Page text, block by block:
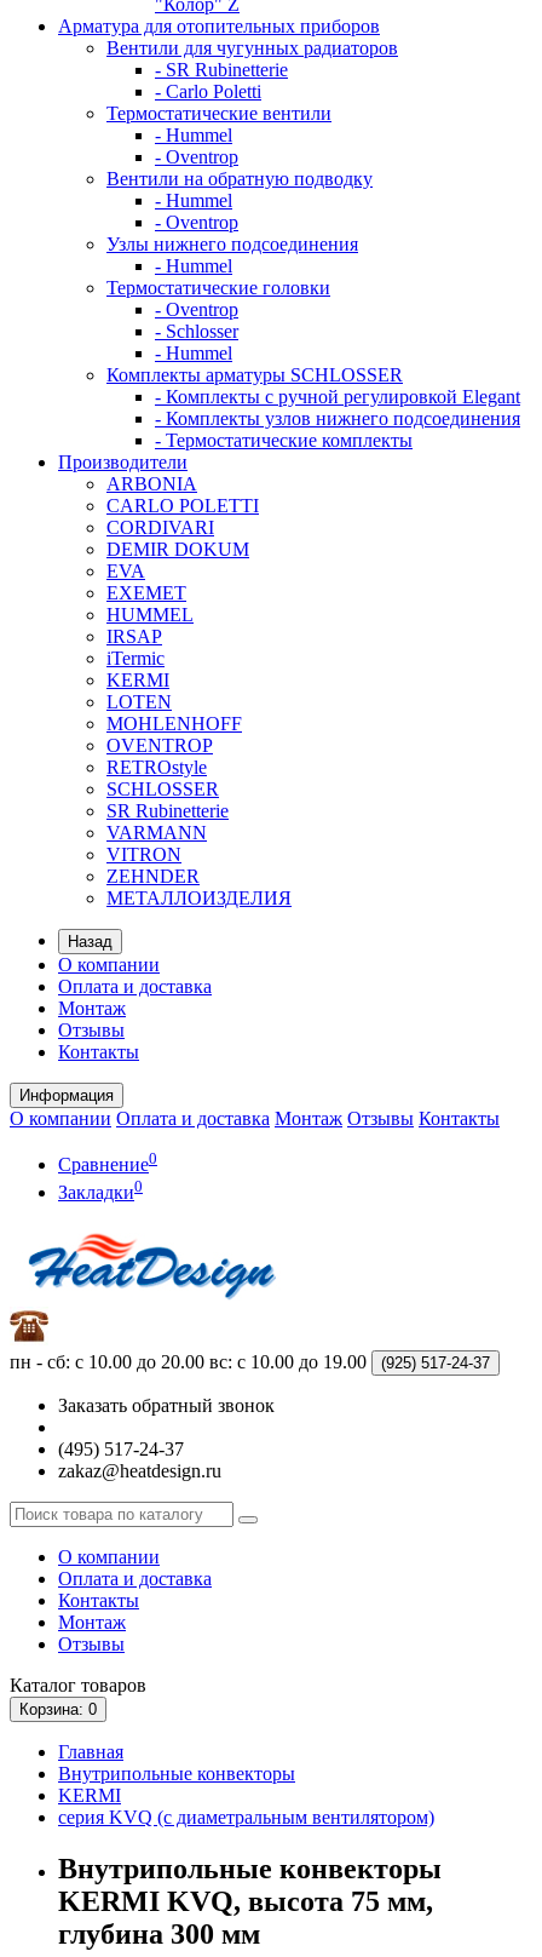
"Колор" Z
Арматура для отопительных приборов
Вентили для чугунных радиаторов
- SR Rubinetterie
- Carlo Poletti
Термостатические вентили
- Hummel
- Oventrop
Вентили на обратную подводку
- Hummel
- Oventrop
Узлы нижнего подсоединения
- Hummel
Термостатические головки
- Oventrop
- Schlosser
- Hummel
Комплекты арматуры SCHLOSSER
- Комплекты с ручной регулировкой Elegant
- Комплекты узлов нижнего подсоединения
- Термостатические комплекты
Производители
ARBONIA
CARLO POLETTI
CORDIVARI
DEMIR DOKUM
EVA
EXEMET
HUMMEL
IRSAP
iTermic
KERMI
LOTEN
MOHLENHOFF
OVENTROP
RETROstyle
SCHLOSSER
SR Rubinetterie
VARMANN
VITRON
ZEHNDER
МЕТАЛЛОИЗДЕЛИЯ
Назад
О компании
Оплата и доставка
Монтаж
Отзывы
Контакты
Информация
О компании Оплата и доставка Монтаж Отзывы Контакты
Сравнение0
Закладки0
пн - сб: с 10.00 до 20.00 вс: с 10.00 до 19.00 (925) 517-24-37
Заказать обратный звонок
(495) 517-24-37
zakaz@heatdesign.ru
О компании
Оплата и доставка
Контакты
Монтаж
Отзывы
Каталог товаров
Корзина: 0
Главная
Внутрипольные конвекторы
KERMI
серия KVQ (с диаметральным вентилятором)
Внутрипольные конвекторы
KERMI KVQ, высота 75 мм,
глубина 300 мм